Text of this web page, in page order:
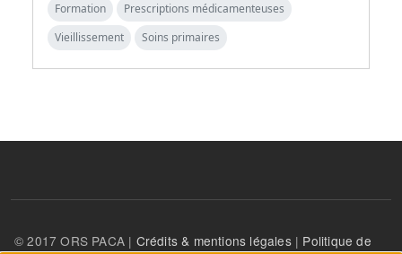
Formation
Prescriptions médicamenteuses
Vieillissement
Soins primaires
© 2017 ORS PACA | Crédits & mentions légales| Politique de